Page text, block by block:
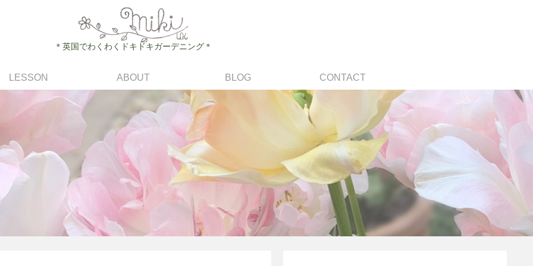
＊英国でわくわくドキドキガーデニング＊
LESSON ABOUT BLOG CONTACT